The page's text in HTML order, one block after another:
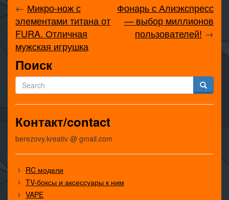
← Микро-нож с
элементами титана от
FURA. Отличная
мужская игрушка
Фонарь с Алиэкспресс
— выбор миллионов
пользователей! →
Поиск
Контакт/contact
berezovy.kreativ @ gmail.com
RC модели
TV-боксы и аксессуары к ним
VAPE